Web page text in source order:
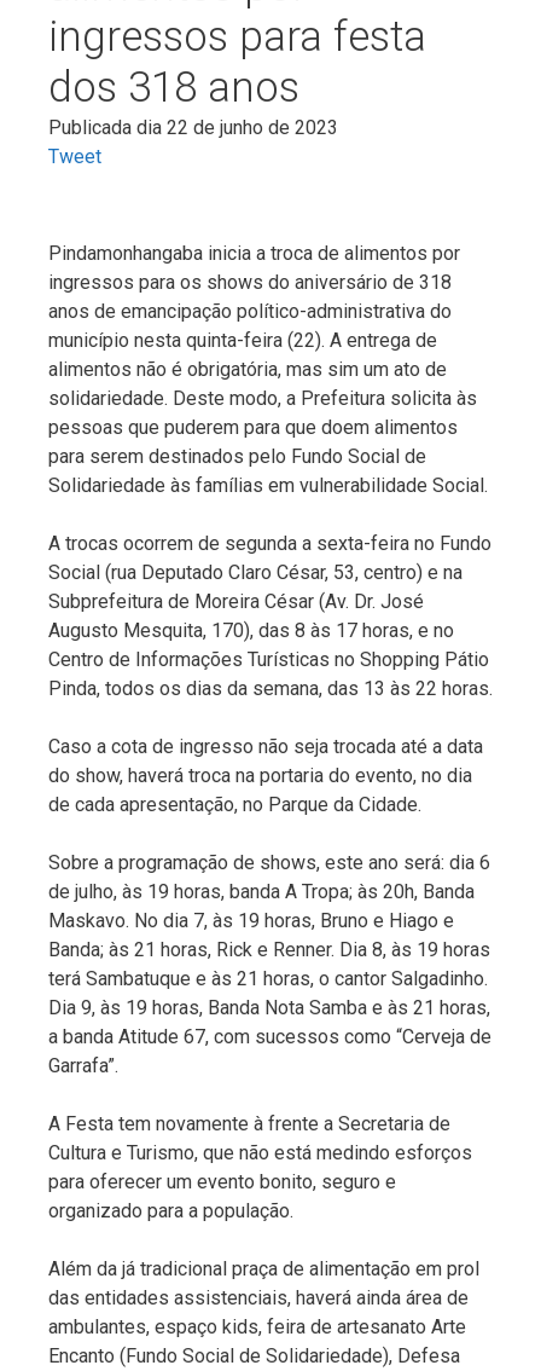
ingressos para festa
dos 318 anos
Publicada dia 22 de junho de 2023
Tweet
Pindamonhangaba inicia a troca de alimentos por
ingressos para os shows do aniversário de 318
anos de emancipação político-administrativa do
município nesta quinta-feira (22). A entrega de
alimentos não é obrigatória, mas sim um ato de
solidariedade. Deste modo, a Prefeitura solicita às
pessoas que puderem para que doem alimentos
para serem destinados pelo Fundo Social de
Solidariedade às famílias em vulnerabilidade Social.
A trocas ocorrem de segunda a sexta-feira no Fundo
Social (rua Deputado Claro César, 53, centro) e na
Subprefeitura de Moreira César (Av. Dr. José
Augusto Mesquita, 170), das 8 às 17 horas, e no
Centro de Informações Turísticas no Shopping Pátio
Pinda, todos os dias da semana, das 13 às 22 horas.
Caso a cota de ingresso não seja trocada até a data
do show, haverá troca na portaria do evento, no dia
de cada apresentação, no Parque da Cidade.
Sobre a programação de shows, este ano será: dia 6
de julho, às 19 horas, banda A Tropa; às 20h, Banda
Maskavo. No dia 7, às 19 horas, Bruno e Hiago e
Banda; às 21 horas, Rick e Renner. Dia 8, às 19 horas
terá Sambatuque e às 21 horas, o cantor Salgadinho.
Dia 9, às 19 horas, Banda Nota Samba e às 21 horas,
a banda Atitude 67, com sucessos como “Cerveja de
Garrafa”.
A Festa tem novamente à frente a Secretaria de
Cultura e Turismo, que não está medindo esforços
para oferecer um evento bonito, seguro e
organizado para a população.
Além da já tradicional praça de alimentação em prol
das entidades assistenciais, haverá ainda área de
ambulantes, espaço kids, feira de artesanato Arte
Encanto (Fundo Social de Solidariedade), Defesa